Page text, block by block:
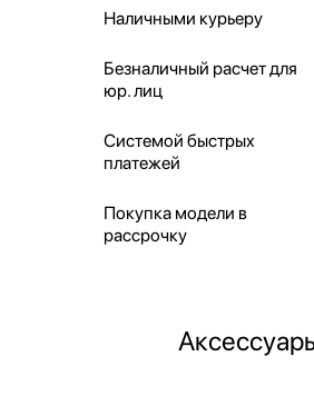
Наличными курьеру
Безналичный расчет для
юр. лиц
Системой быстрых
платежей
Покупка модели в
рассрочку